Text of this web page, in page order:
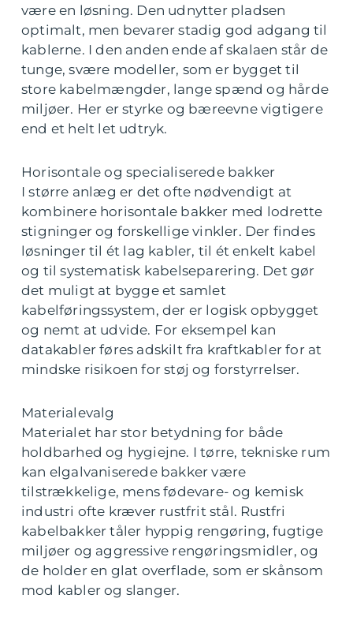
være en løsning. Den udnytter pladsen
optimalt, men bevarer stadig god adgang til
kablerne. I den anden ende af skalaen står de
tunge, svære modeller, som er bygget til
store kabelmængder, lange spænd og hårde
miljøer. Her er styrke og bæreevne vigtigere
end et helt let udtryk.
Horisontale og specialiserede bakker
I større anlæg er det ofte nødvendigt at
kombinere horisontale bakker med lodrette
stigninger og forskellige vinkler. Der findes
løsninger til ét lag kabler, til ét enkelt kabel
og til systematisk kabelseparering. Det gør
det muligt at bygge et samlet
kabelføringssystem, der er logisk opbygget
og nemt at udvide. For eksempel kan
datakabler føres adskilt fra kraftkabler for at
mindske risikoen for støj og forstyrrelser.
Materialevalg
Materialet har stor betydning for både
holdbarhed og hygiejne. I tørre, tekniske rum
kan elgalvaniserede bakker være
tilstrækkelige, mens fødevare- og kemisk
industri ofte kræver rustfrit stål. Rustfri
kabelbakker tåler hyppig rengøring, fugtige
miljøer og aggressive rengøringsmidler, og
de holder en glat overflade, som er skånsom
mod kabler og slanger.